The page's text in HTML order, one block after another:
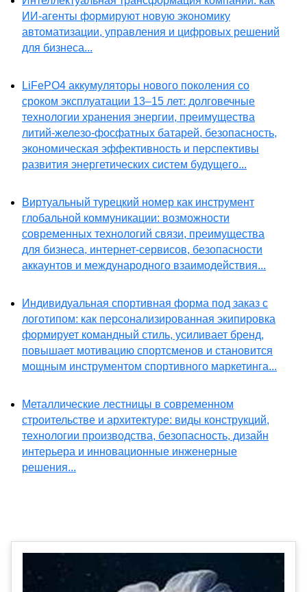
ИИ-агенты формируют новую экономику
автоматизации, управления и цифровых решений
для бизнеса...
LiFePO4 аккумуляторы нового поколения со
сроком эксплуатации 13–15 лет: долговечные
технологии хранения энергии, преимущества
литий-железо-фосфатных батарей, безопасность,
экономическая эффективность и перспективы
развития энергетических систем будущего...
Виртуальный турецкий номер как инструмент
глобальной коммуникации: возможности
современных технологий связи, преимущества
для бизнеса, интернет-сервисов, безопасности
аккаунтов и международного взаимодействия...
Индивидуальная спортивная форма под заказ с
логотипом: как персонализированная экипировка
формирует командный стиль, усиливает бренд,
повышает мотивацию спортсменов и становится
мощным инструментом спортивного маркетинга...
Металлические лестницы в современном
строительстве и архитектуре: виды конструкций,
технологии производства, безопасность, дизайн
интерьера и инновационные инженерные
решения...